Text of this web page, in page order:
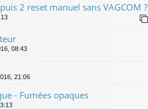
2 reset manuel sans VAGCOM ?
08:43
21:06
- Fumées opaques